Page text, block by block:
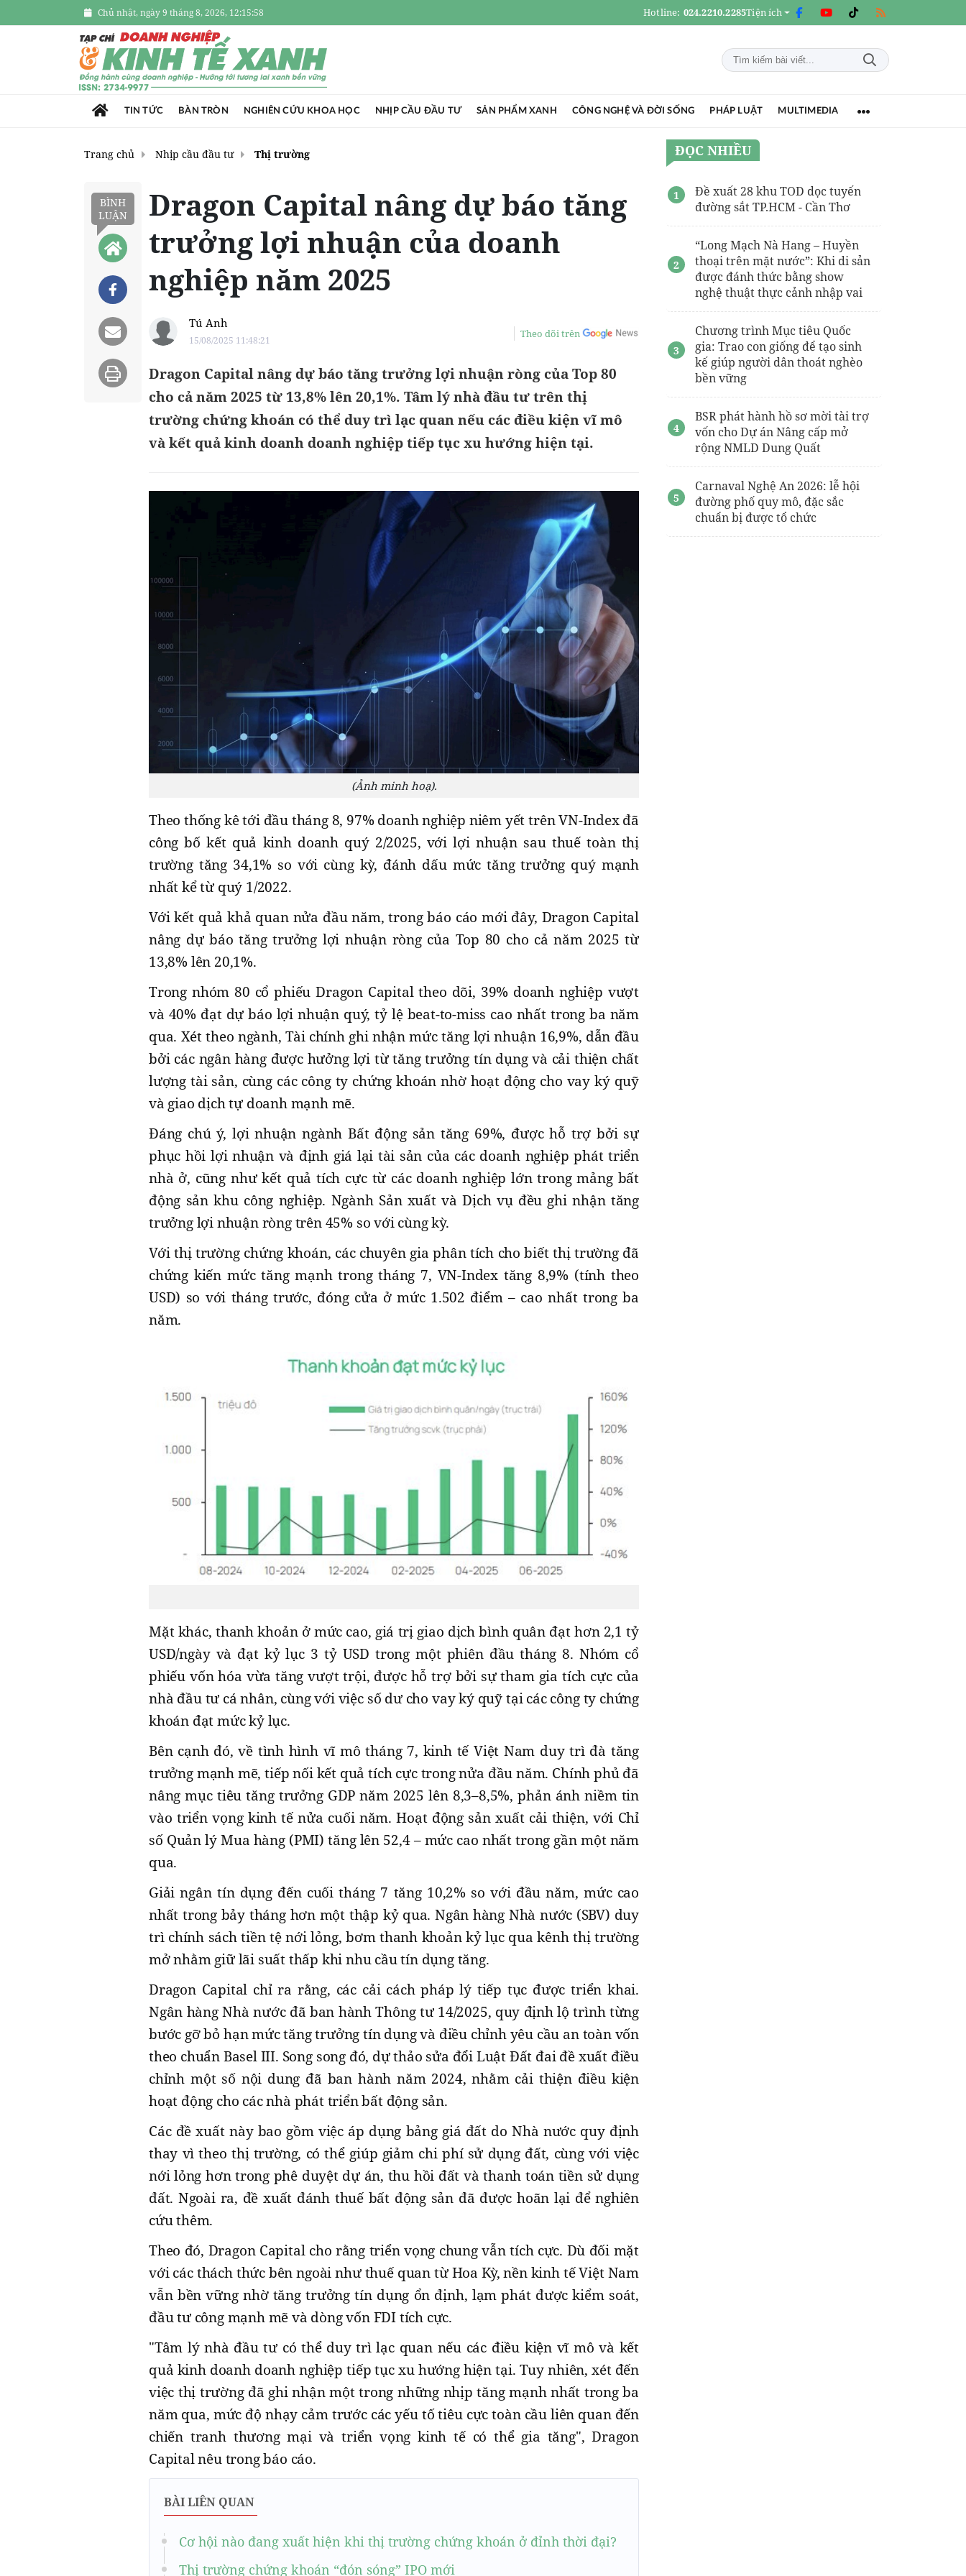
Chủ nhật, ngày 9 tháng 8, 2026, 12:15:59 Hotline: 024.2210.2285Tiện ích
TIN TỨC BÀN TRÒN NGHIÊN CỨU KHOA HỌC NHỊP CẦU ĐẦU TƯ SẢN PHẨM XANH CÔNG NGHỆ VÀ ĐỜI SỐNG PHÁP LUẬT MULTIMEDIA
Trang chủ Nhịp cầu đầu tư Thị trường
BÌNH
LUẬN
Dragon Capital nâng dự báo tăng
trưởng lợi nhuận của doanh
nghiệp năm 2025
Tú Anh
15/08/2025 11:48:21
Theo dõi trên
Dragon Capital nâng dự báo tăng trưởng lợi nhuận ròng của Top 80
cho cả năm 2025 từ 13,8% lên 20,1%. Tâm lý nhà đầu tư trên thị
trường chứng khoán có thể duy trì lạc quan nếu các điều kiện vĩ mô
và kết quả kinh doanh doanh nghiệp tiếp tục xu hướng hiện tại.
(Ảnh minh hoạ).
Theo thống kê tới đầu tháng 8, 97% doanh nghiệp niêm yết trên VN-Index đã
công bố kết quả kinh doanh quý 2/2025, với lợi nhuận sau thuế toàn thị
trường tăng 34,1% so với cùng kỳ, đánh dấu mức tăng trưởng quý mạnh
nhất kể từ quý 1/2022.
Với kết quả khả quan nửa đầu năm, trong báo cáo mới đây, Dragon Capital
nâng dự báo tăng trưởng lợi nhuận ròng của Top 80 cho cả năm 2025 từ
13,8% lên 20,1%.
Trong nhóm 80 cổ phiếu Dragon Capital theo dõi, 39% doanh nghiệp vượt
và 40% đạt dự báo lợi nhuận quý, tỷ lệ beat-to-miss cao nhất trong ba năm
qua. Xét theo ngành, Tài chính ghi nhận mức tăng lợi nhuận 16,9%, dẫn đầu
bởi các ngân hàng được hưởng lợi từ tăng trưởng tín dụng và cải thiện chất
lượng tài sản, cùng các công ty chứng khoán nhờ hoạt động cho vay ký quỹ
và giao dịch tự doanh mạnh mẽ.
Đáng chú ý, lợi nhuận ngành Bất động sản tăng 69%, được hỗ trợ bởi sự
phục hồi lợi nhuận và định giá lại tài sản của các doanh nghiệp phát triển
nhà ở, cũng như kết quả tích cực từ các doanh nghiệp lớn trong mảng bất
động sản khu công nghiệp. Ngành Sản xuất và Dịch vụ đều ghi nhận tăng
trưởng lợi nhuận ròng trên 45% so với cùng kỳ.
Với thị trường chứng khoán, các chuyên gia phân tích cho biết thị trường đã
chứng kiến mức tăng mạnh trong tháng 7, VN-Index tăng 8,9% (tính theo
USD) so với tháng trước, đóng cửa ở mức 1.502 điểm – cao nhất trong ba
năm.
Mặt khác, thanh khoản ở mức cao, giá trị giao dịch bình quân đạt hơn 2,1 tỷ
USD/ngày và đạt kỷ lục 3 tỷ USD trong một phiên đầu tháng 8. Nhóm cổ
phiếu vốn hóa vừa tăng vượt trội, được hỗ trợ bởi sự tham gia tích cực của
nhà đầu tư cá nhân, cùng với việc số dư cho vay ký quỹ tại các công ty chứng
khoán đạt mức kỷ lục.
Bên cạnh đó, về tình hình vĩ mô tháng 7, kinh tế Việt Nam duy trì đà tăng
trưởng mạnh mẽ, tiếp nối kết quả tích cực trong nửa đầu năm. Chính phủ đã
nâng mục tiêu tăng trưởng GDP năm 2025 lên 8,3–8,5%, phản ánh niềm tin
vào triển vọng kinh tế nửa cuối năm. Hoạt động sản xuất cải thiện, với Chỉ
số Quản lý Mua hàng (PMI) tăng lên 52,4 – mức cao nhất trong gần một năm
qua.
Giải ngân tín dụng đến cuối tháng 7 tăng 10,2% so với đầu năm, mức cao
nhất trong bảy tháng hơn một thập kỷ qua. Ngân hàng Nhà nước (SBV) duy
trì chính sách tiền tệ nới lỏng, bơm thanh khoản kỷ lục qua kênh thị trường
mở nhằm giữ lãi suất thấp khi nhu cầu tín dụng tăng.
Dragon Capital chỉ ra rằng, các cải cách pháp lý tiếp tục được triển khai.
Ngân hàng Nhà nước đã ban hành Thông tư 14/2025, quy định lộ trình từng
bước gỡ bỏ hạn mức tăng trưởng tín dụng và điều chỉnh yêu cầu an toàn vốn
theo chuẩn Basel III. Song song đó, dự thảo sửa đổi Luật Đất đai đề xuất điều
chỉnh một số nội dung đã ban hành năm 2024, nhằm cải thiện điều kiện
hoạt động cho các nhà phát triển bất động sản.
Các đề xuất này bao gồm việc áp dụng bảng giá đất do Nhà nước quy định
thay vì theo thị trường, có thể giúp giảm chi phí sử dụng đất, cùng với việc
nới lỏng hơn trong phê duyệt dự án, thu hồi đất và thanh toán tiền sử dụng
đất. Ngoài ra, đề xuất đánh thuế bất động sản đã được hoãn lại để nghiên
cứu thêm.
Theo đó, Dragon Capital cho rằng triển vọng chung vẫn tích cực. Dù đối mặt
với các thách thức bên ngoài như thuế quan từ Hoa Kỳ, nền kinh tế Việt Nam
vẫn bền vững nhờ tăng trưởng tín dụng ổn định, lạm phát được kiểm soát,
đầu tư công mạnh mẽ và dòng vốn FDI tích cực.
"Tâm lý nhà đầu tư có thể duy trì lạc quan nếu các điều kiện vĩ mô và kết
quả kinh doanh doanh nghiệp tiếp tục xu hướng hiện tại. Tuy nhiên, xét đến
việc thị trường đã ghi nhận một trong những nhịp tăng mạnh nhất trong ba
năm qua, mức độ nhạy cảm trước các yếu tố tiêu cực toàn cầu liên quan đến
chiến tranh thương mại và triển vọng kinh tế có thể gia tăng", Dragon
Capital nêu trong báo cáo.
BÀI LIÊN QUAN
Cơ hội nào đang xuất hiện khi thị trường chứng khoán ở đỉnh thời đại?
Thị trường chứng khoán “đón sóng” IPO mới
ĐỌC NHIỀU
Đề xuất 28 khu TOD dọc tuyến
đường sắt TP.HCM - Cần Thơ
“Long Mạch Nà Hang – Huyền
thoại trên mặt nước”: Khi di sản
được đánh thức bằng show
nghệ thuật thực cảnh nhập vai
Chương trình Mục tiêu Quốc
gia: Trao con giống để tạo sinh
kế giúp người dân thoát nghèo
bền vững
BSR phát hành hồ sơ mời tài trợ
vốn cho Dự án Nâng cấp mở
rộng NMLD Dung Quất
Carnaval Nghệ An 2026: lễ hội
đường phố quy mô, đặc sắc
chuẩn bị được tổ chức